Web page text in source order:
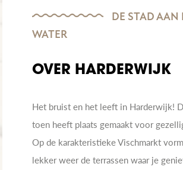
DE STAD AAN
WATER
OVER HARDERWIJK
Het bruist en het leeft in Harderwijk!
toen heeft plaats gemaakt voor
Op de karakteristieke Vischmarkt
lekker weer de terrassen waar je